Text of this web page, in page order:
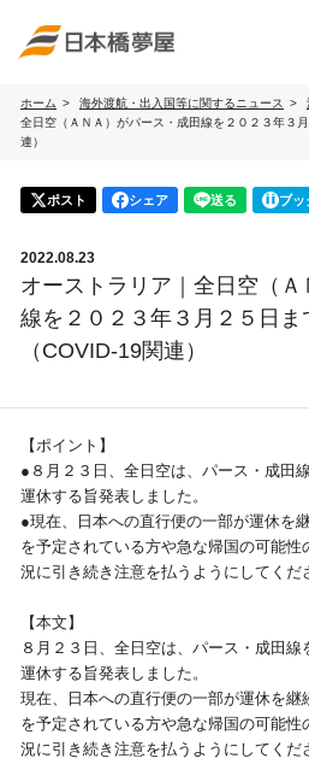
海外
（日本発・海外発・世界一周）
通訳・ガイド
海外手配トップ
航空券
貸切バス・ハイヤー
視察旅行・研修旅行
選ばれる理由
採用情報
ホーム 海外渡航・出入国等に関するニュース
全日空（ＡＮＡ）がパース・成田線を２０２３年３
連）
ポスト シェア 送る ブッ
2022.08.23
オーストラリア｜全日空（Ａ
線を２０２３年３月２５日ま
（COVID-19関連）
【ポイント】
●８月２３日、全日空は、パース・成田
運休する旨発表しました。
●現在、日本への直行便の一部が運休を
を予定されている方や急な帰国の可能
況に引き続き注意を払うようにしてくだ
【本文】
８月２３日、全日空は、パース・成田
運休する旨発表しました。
現在、日本への直行便の一部が運休を継
を予定されている方や急な帰国の可能
況に引き続き注意を払うようにしてくだ